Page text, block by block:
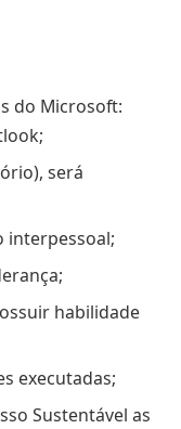
do Microsoft:
será
interpessoal;
habilidade
executadas;
Sustentável as